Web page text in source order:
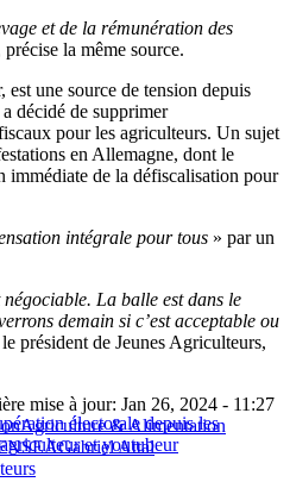
et de la rémunération des
précise la même source.
une source de tension depuis
décidé de supprimer
pour les agriculteurs. Un sujet
en Allemagne, dont le
immédiate de la défiscalisation pour
intégrale pour tous » par un
négociable. La balle est dans le
demain si c’est acceptable ou
président de Jeunes Agriculteurs,
électorale depuis les
et youtubeur
mise à jour: Jan 26, 2024 - 11:27
Agriculture & Alimentation
Gabriel Attal